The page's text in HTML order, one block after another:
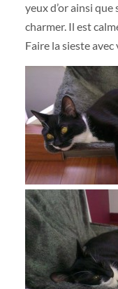
yeux d’or ainsi
charmer. Il est
Faire la sieste